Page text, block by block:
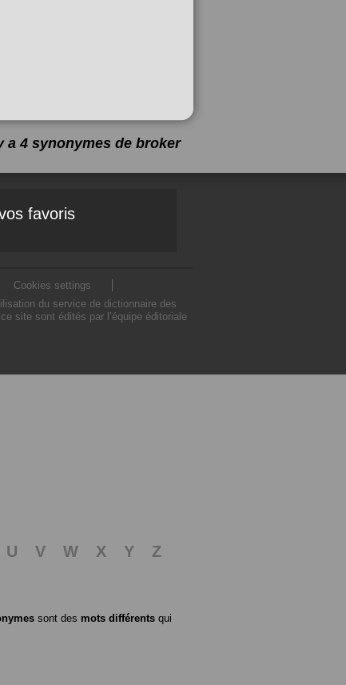
a 4 synonymes de broker
favoris
Cookies settings
du service de dictionnaire des
site sont édités par l’équipe éditoriale
U V W X Y
Z
sont des mots différents qui